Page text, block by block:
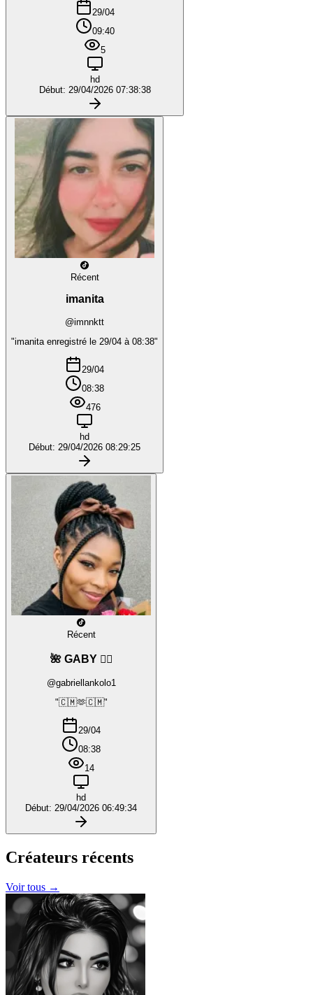
29/04
09:40
5
hd
Début: 29/04/2026 07:38:38
Récent
imanita
@imnnktt
"imanita enregistré le 29/04 à 08:38"
29/04
08:38
476
hd
Début: 29/04/2026 08:29:25
Récent
🌺 GABY ❤️‍🔥
@gabriellankolo1
"🇨🇲🫶🇨🇲"
29/04
08:38
14
hd
Début: 29/04/2026 06:49:34
Créateurs récents
Voir tous →